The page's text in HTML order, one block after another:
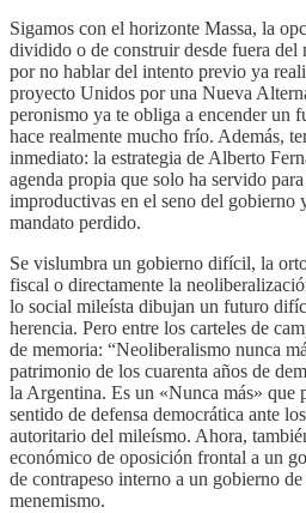
Sigamos con el horizonte Massa, la
dividido o de construir desde fuera del
por no hablar del intento previo ya
proyecto Unidos por una Nueva
peronismo ya te obliga a encender un
hace realmente mucho frío. Además,
inmediato: la estrategia de Alberto
agenda propia que solo ha servido
improductivas en el seno del gobierno
mandato perdido.
Se vislumbra un gobierno difícil, la
fiscal o directamente la
lo social mileísta dibujan un futuro
herencia. Pero entre los carteles de
de memoria: “Neoliberalismo nunca
patrimonio de los cuarenta años de
la Argentina. Es un «Nunca más» que
sentido de defensa democrática ante
autoritario del mileísmo. Ahora,
económico de oposición frontal a un
de contrapeso interno a un gobierno
menemismo.